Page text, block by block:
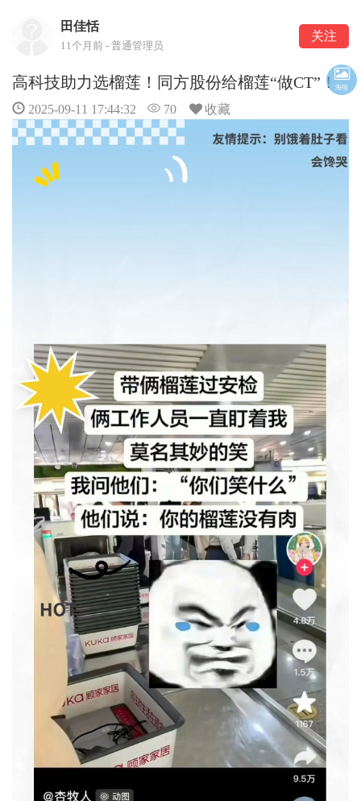
田佳恬
11个月前 - 普通管理员
关注
高科技助力选榴莲！同方股份给榴莲“做CT”！
2025-09-11 17:44:32 70 收藏
海报